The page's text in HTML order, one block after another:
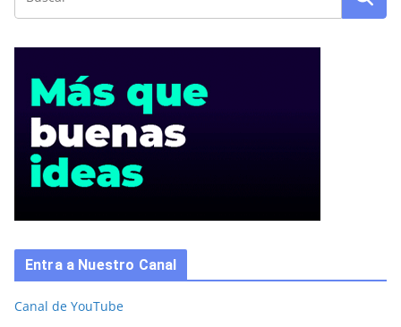
Entra a Nuestro Canal
Canal de YouTube